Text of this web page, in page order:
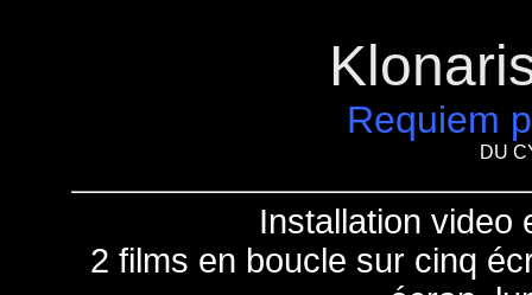
Requiem
DU
Installation video
2 films en boucle sur cinq